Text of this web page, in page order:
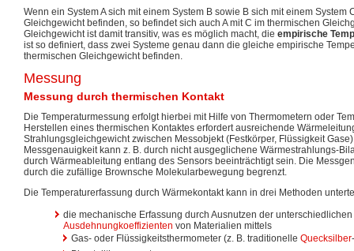
Wenn ein System A sich mit einem System B sowie B sich mit einem System
Gleichgewicht befinden, so befindet sich auch A mit C im thermischen
Gleichgewicht ist damit transitiv, was es möglich macht, die empirische
ist so definiert, dass zwei Systeme genau dann die gleiche empirische
thermischen Gleichgewicht befinden.
Messung
Messung durch thermischen Kontakt
Die Temperaturmessung erfolgt hierbei mit Hilfe von Thermometern oder
Herstellen eines thermischen Kontaktes erfordert ausreichende
Strahlungsgleichgewicht zwischen Messobjekt (Festkörper, Flüssigkeit
Messgenauigkeit kann z. B. durch nicht ausgeglichene Wärmestrahlungs-
durch Wärmeableitung entlang des Sensors beeinträchtigt sein. Die
durch die zufällige Brownsche Molekularbewegung begrenzt.
Die Temperaturerfassung durch Wärmekontakt kann in drei Methoden
die mechanische Erfassung durch Ausnutzen der
Ausdehnungkoeffizienten von Materialien mittels
Gas- oder Flüssigkeitsthermometer (z. B. traditionelle Quecksilber